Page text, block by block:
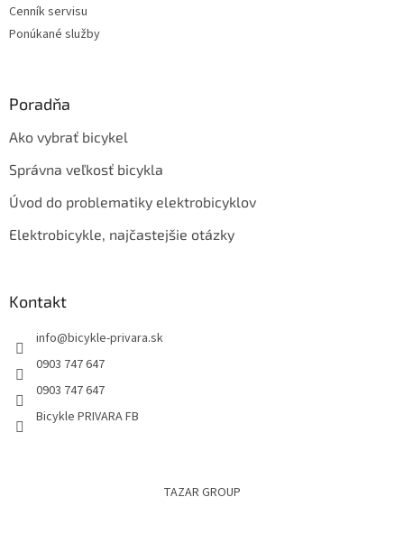
Cenník servisu
Ponúkané služby
Poradňa
Ako vybrať bicykel
Správna veľkosť bicykla
Úvod do problematiky elektrobicyklov
Elektrobicykle, najčastejšie otázky
Kontakt
info@bicykle-privara.sk
0903 747 647
0903 747 647
Bicykle PRIVARA FB
TAZAR GROUP